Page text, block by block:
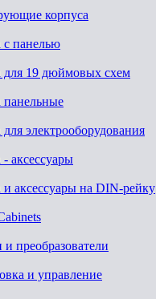
корпуса
с панелью
для 19 дюймовых схем
панельные
электрооборудования
аксессуары
и аксессуары на DIN-рейку
и преобразователи
и управление